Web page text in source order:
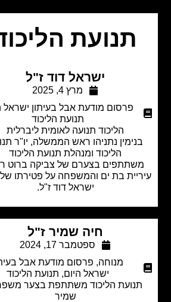
תנועת הליכוד
ישראל דוד ז"ל
מרץ 4, 2025
פרסום מודעת אבל בעיתון ישראל היום,
תנועת הליכוד
הליכוד תנועה לאומית ליברלית
נתניהו ראש הממשלה, יו"ר תנועת
הליכוד ומנהלת תנועת הליכוד
בצערם של צביקה ברוט ראש
בת ים והמשפחה על פטירתו של האב
ישראל דוד ז"ל.
חיה שמיר ז"ל
ספטמבר 17, 2024
מנוחה
פרסום מודעת אבל בעיתון
ישראל היום,תנועת הליכוד
הליכוד משתתפת בצער משפחת